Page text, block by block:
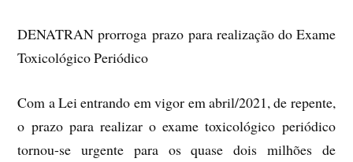
DENATRAN prorroga prazo para realização do Exame
Toxicológico Periódico
Com a Lei entrando em vigor em abril/2021, de repente,
o prazo para realizar o exame toxicológico periódico
tornou-se urgente para os quase dois milhões de